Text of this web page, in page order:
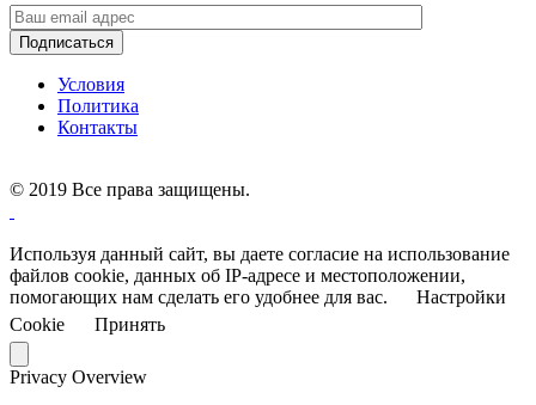
Условия
Политика
Контакты
© 2019 Все права защищены.
Используя данный сайт, вы даете согласие на использование
файлов cookie, данных об IP-адресе и местоположении,
помогающих нам сделать его удобнее для вас.
Настройки
Cookie
Принять
Privacy Overview